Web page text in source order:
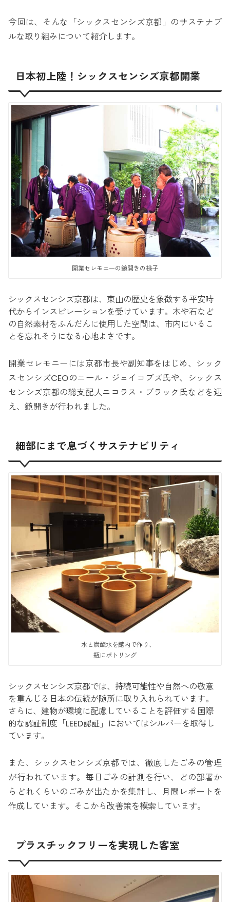
今回は、そんな「シックスセンシズ京都」のサステナブ
ルな取り組みについて紹介します。
日本初上陸！シックスセンシズ京都開業
開業セレモニーの鏡開きの様子
シックスセンシズ京都は、東山の歴史を象徴する平安時
代からインスピレーションを受けています。木や石など
の自然素材をふんだんに使用した空間は、市内にいるこ
とを忘れそうになる心地よさです。
開業セレモニーには京都市長や副知事をはじめ、シック
スセンシズCEOのニール・ジェイコブズ氏や、シックス
センシズ京都の総支配人ニコラス・ブラック氏などを迎
え、鏡開きが行われました。
細部にまで息づくサステナビリティ
水と炭酸水を館内で作り、
瓶にボトリング
シックスセンシズ京都では、持続可能性や自然への敬意
を重んじる日本の伝統が随所に取り入れられています。
さらに、建物が環境に配慮していることを評価する国際
的な認証制度「LEED認証」においてはシルバーを取得し
ています。
また、シックスセンシズ京都では、徹底したごみの管理
が行われています。毎日ごみの計測を行い、どの部署か
らどれくらいのごみが出たかを集計し、月間レポートを
作成しています。そこから改善策を模索しています。
プラスチックフリーを実現した客室